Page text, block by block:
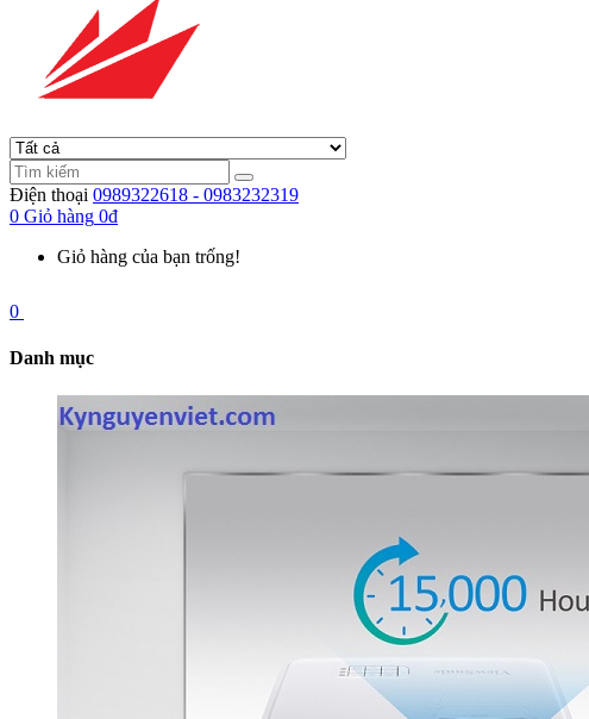
Điện thoại 0989322618 - 0983232319
0 Giỏ hàng 0đ
Giỏ hàng của bạn trống!
0
Danh mục